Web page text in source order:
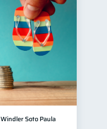
Windler Soto Paula